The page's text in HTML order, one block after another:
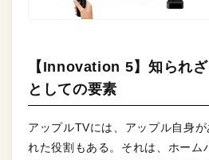
【Innovation 5】知られざ
としての要素
アップルTVには、アップル自身
れた役割もある。それは、ホーム